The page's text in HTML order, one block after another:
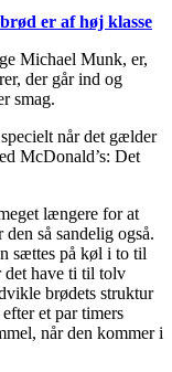
er af høj klasse
Michael Munk, er,
der går ind og
smag.
når det gælder
McDonald’s: Det
længere for at
så sandelig også.
sættes på køl i to til
det have ti til tolv
brødets struktur
et par timers
når den kommer i